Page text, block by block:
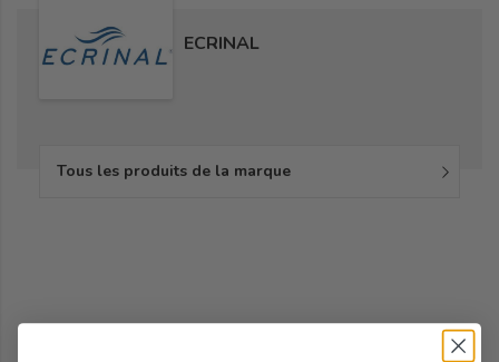
ECRINAL
Tous les produits de la marque